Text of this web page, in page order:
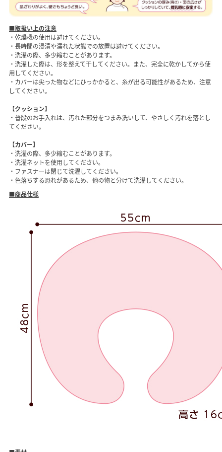
■取扱い上の注意
・乾燥機の使用は避けてください。
・長時間の浸漬や濡れた状態での放置は避けてください。
・洗濯の際、多少縮むことがあります。
・洗濯した際は、形を整えて干してください。また、完全に乾かしてから使
用してください。
・カバーは尖った物などにひっかかると、糸が出る可能性があるため、注意
してください。
【クッション】
・普段のお手入れは、汚れた部分をつまみ洗いして、やさしく汚れを落とし
てください。
【カバー】
・洗濯の際、多少縮むことがあります。
・洗濯ネットを使用してください。
・ファスナーは閉じて洗濯してください。
・色落ちする恐れがあるため、他の物と分けて洗濯してください。
■商品仕様